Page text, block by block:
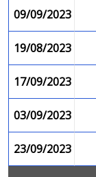
09/09/2023
19/08/2023
17/09/2023
03/09/2023
23/09/2023